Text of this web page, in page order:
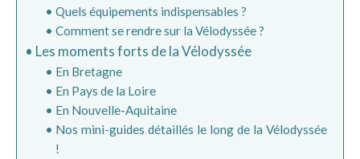
Quels équipements indispensables ?
Comment se rendre sur la Vélodyssée ?
Les moments forts de la Vélodyssée
En Bretagne
En Pays de la Loire
En Nouvelle-Aquitaine
Nos mini-guides détaillés le long de la Vélodyssée
!